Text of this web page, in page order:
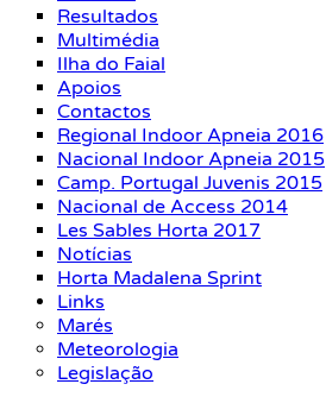
Resultados
Multimédia
Ilha do Faial
Apoios
Contactos
Regional Indoor Apneia 2016
Nacional Indoor Apneia 2015
Camp. Portugal Juvenis 2015
Nacional de Access 2014
Les Sables Horta 2017
Notícias
Horta Madalena Sprint
Links
Marés
Meteorologia
Legislação